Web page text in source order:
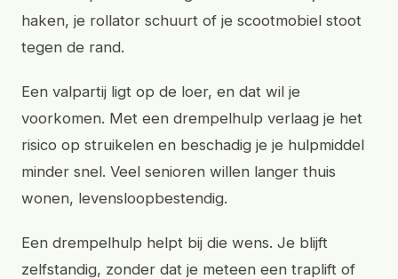
haken, je rollator schuurt of je scootmobiel stoot
tegen de rand.
Een valpartij ligt op de loer, en dat wil je
voorkomen. Met een drempelhulp verlaag je het
risico op struikelen en beschadig je je hulpmiddel
minder snel. Veel senioren willen langer thuis
wonen, levensloopbestendig.
Een drempelhulp helpt bij die wens. Je blijft
zelfstandig, zonder dat je meteen een traplift of